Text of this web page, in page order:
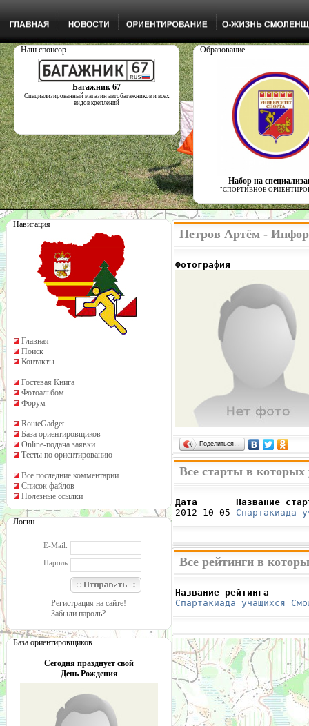
Наш спонсор
Багажник 67
Специализированный магазин автобагажников и всех
видов креплений
Образование
Набор на
"СПОРТИВНОЕ
Навигация
Главная
Поиск
Контакты
Гостевая Книга
Фотоальбом
Форум
RouteGadget
База ориентировщиков
Online-подача заявки
Тесты по ориентированию
Все последние комментарии
Список файлов
Полезные ссылки
Логин
E-Mail:
Пароль
Регистрация на сайте!
Забыли пароль?
База ориентировщиков
Сегодня празднует свой
День Рождения
Петров Артём -
Фотография
Поделиться…
Все старты в
Дата       Название
2012-10-05 Спартакиада
Все рейтинги в
Название рейтинга
Спартакиада учащихся